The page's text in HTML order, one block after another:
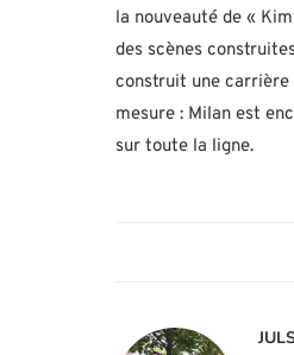
la nouveauté de «
des scènes
construit une carrière
mesure : Milan est
sur toute la ligne.